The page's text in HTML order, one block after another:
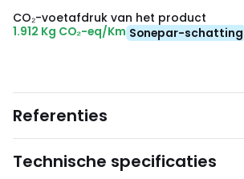
CO₂-voetafdruk van het product
1.912 Kg CO₂-eq/Km Sonepar-schatting
Referenties
Technische specificaties